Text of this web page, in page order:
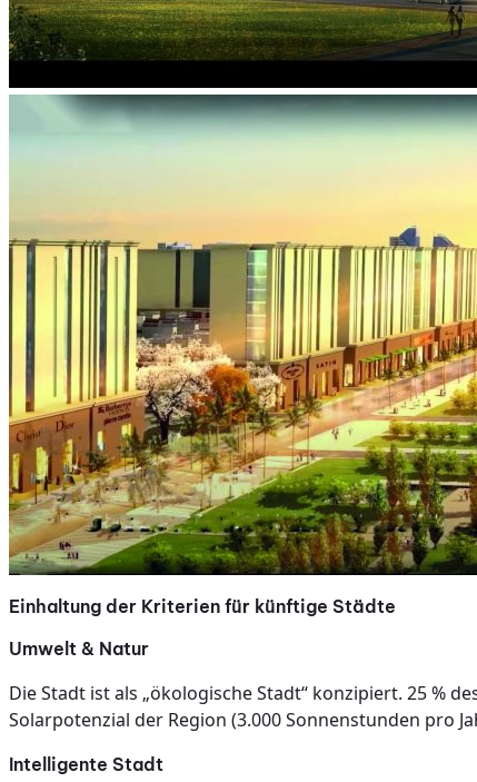
Einhaltung der Kriterien für künftige Städte
Umwelt & Natur
Die Stadt ist als „ökologische Stadt“ konzipiert. 25 %
Solarpotenzial der Region (3.000 Sonnenstunden pro
Intelligente Stadt